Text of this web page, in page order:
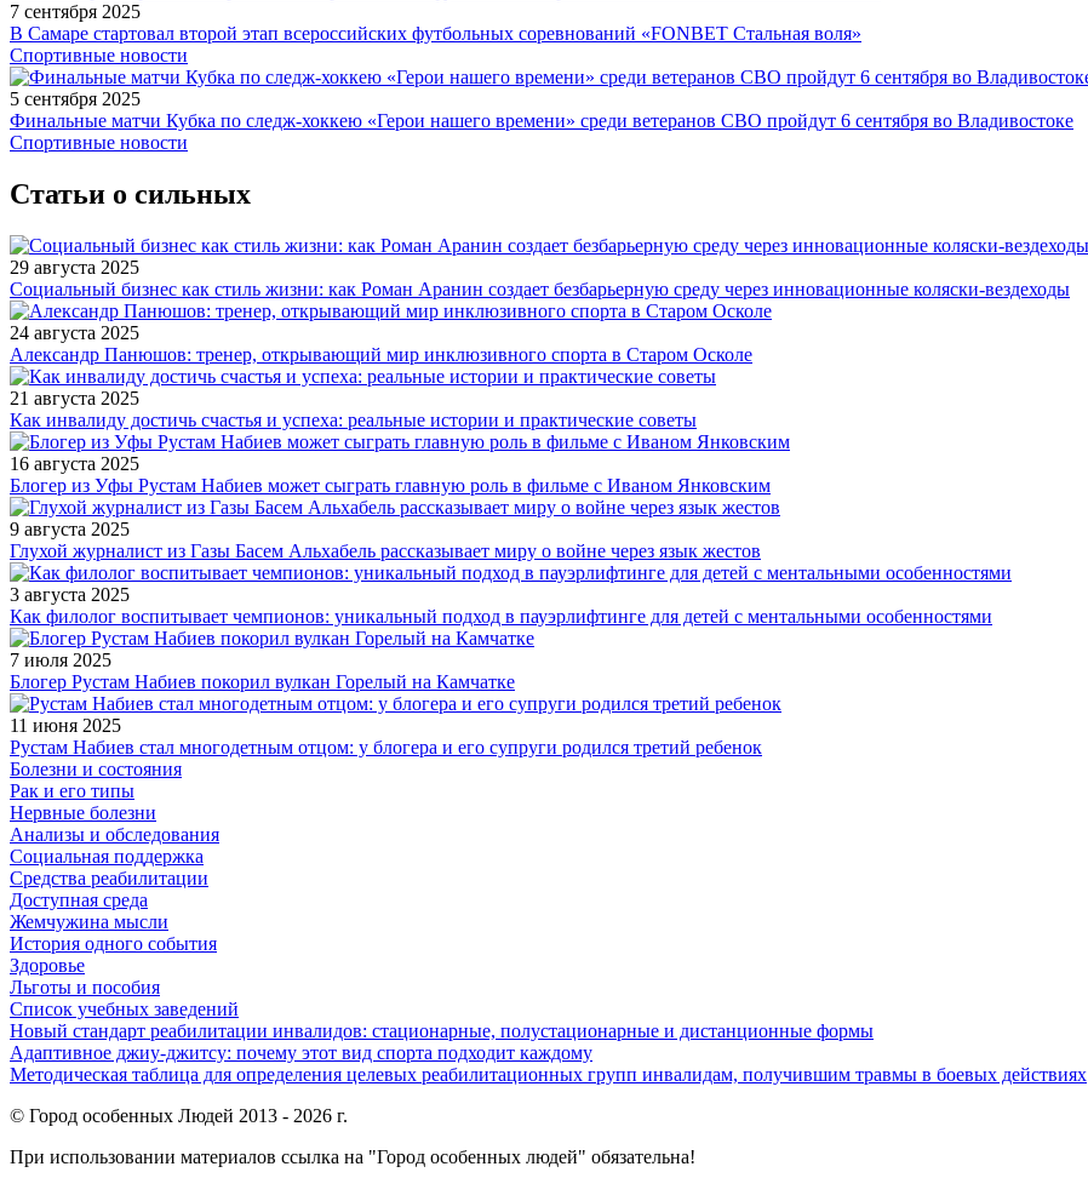
7 сентября 2025
В Самаре стартовал второй этап всероссийских футбольных соревнований «FONBET Стальная воля»
Спортивные новости
5 сентября 2025
Финальные матчи Кубка по следж-хоккею «Герои нашего времени» среди ветеранов СВО пройдут 6 сентября во Владивостоке
Спортивные новости
Статьи о сильных
29 августа 2025
Социальный бизнес как стиль жизни: как Роман Аранин создает безбарьерную среду через инновационные коляски-вездеходы
24 августа 2025
Александр Панюшов: тренер, открывающий мир инклюзивного спорта в Старом Осколе
21 августа 2025
Как инвалиду достичь счастья и успеха: реальные истории и практические советы
16 августа 2025
Блогер из Уфы Рустам Набиев может сыграть главную роль в фильме с Иваном Янковским
9 августа 2025
Глухой журналист из Газы Басем Альхабель рассказывает миру о войне через язык жестов
3 августа 2025
Как филолог воспитывает чемпионов: уникальный подход в пауэрлифтинге для детей с ментальными особенностями
7 июля 2025
Блогер Рустам Набиев покорил вулкан Горелый на Камчатке
11 июня 2025
Рустам Набиев стал многодетным отцом: у блогера и его супруги родился третий ребенок
Болезни и состояния
Рак и его типы
Нервные болезни
Анализы и обследования
Социальная поддержка
Средства реабилитации
Доступная среда
Жемчужина мысли
История одного события
Здоровье
Льготы и пособия
Список учебных заведений
Новый стандарт реабилитации инвалидов: стационарные, полустационарные и дистанционные формы
Адаптивное джиу-джитсу: почему этот вид спорта подходит каждому
Методическая таблица для определения целевых реабилитационных групп инвалидам, получившим травмы в боевых действиях
© Город особенных Людей 2013 - 2026 г.
При использовании материалов ссылка на "Город особенных людей" обязательна!